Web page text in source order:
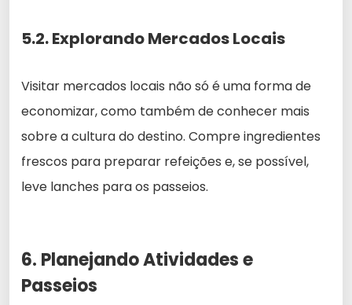
5.2. Explorando Mercados Locais
Visitar mercados locais não só é uma forma de
economizar, como também de conhecer mais
sobre a cultura do destino. Compre ingredientes
frescos para preparar refeições e, se possível,
leve lanches para os passeios.
6. Planejando Atividades e
Passeios